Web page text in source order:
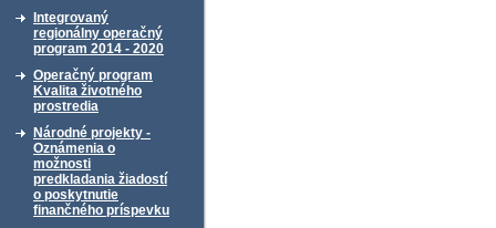
Integrovaný
regionálny operačný
program 2014 - 2020
Operačný program
Kvalita životného
prostredia
Národné projekty -
Oznámenia o
možnosti
predkladania žiadostí
o poskytnutie
finančného príspevku